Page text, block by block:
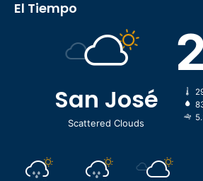
El Tiempo
San José
Scattered Clouds